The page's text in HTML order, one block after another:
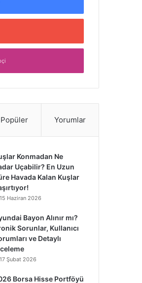
Popüler Yorumlar
Konmadan Ne
Uçabilir? En Uzun
Havada Kalan Kuşlar
15 Haziran 2026
Bayon Alınır mı?
Sorunlar, Kullanıcı
ve Detaylı
17 Şubat 2026
Borsa Hisse Portföyü